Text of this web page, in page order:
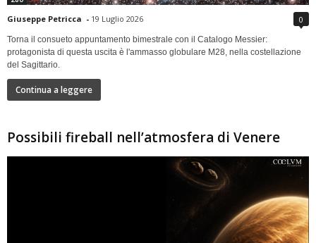
Giuseppe Petricca - 19 Luglio 2026 0
Torna il consueto appuntamento bimestrale con il Catalogo Messier:
protagonista di questa uscita è l'ammasso globulare M28, nella costellazione
del Sagittario.
Continua a leggere
Possibili fireball nell’atmosfera di Venere